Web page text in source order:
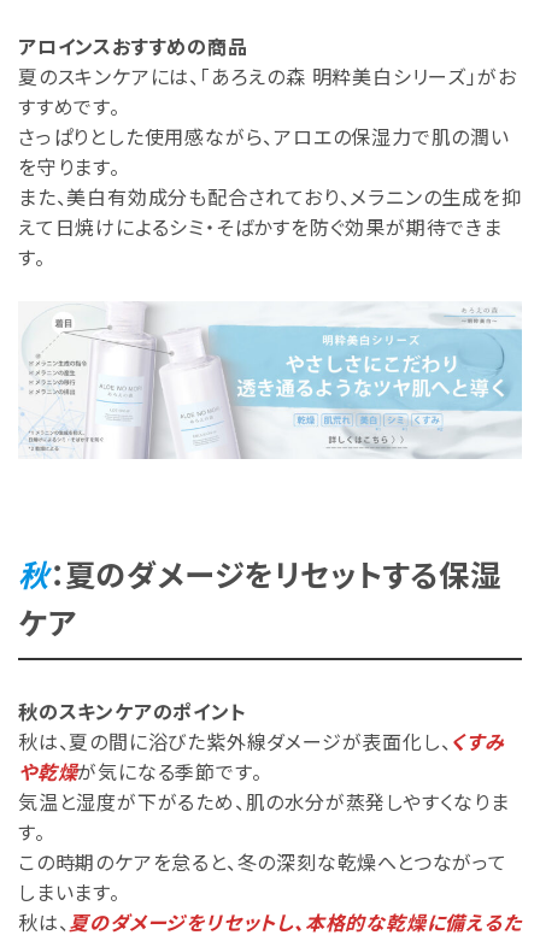
アロインスおすすめの商品
夏のスキンケアには、「あろえの森 明粋美白シリーズ」がお
すすめです。
さっぱりとした使用感ながら、アロエの保湿力で肌の潤い
を守ります。
また、美白有効成分も配合されており、メラニンの生成を抑
えて日焼けによるシミ・そばかすを防ぐ効果が期待できま
す。
秋：夏のダメージをリセットする保湿
ケア
秋のスキンケアのポイント
秋は、夏の間に浴びた紫外線ダメージが表面化し、 くすみ
や乾燥が気になる季節です。
気温と湿度が下がるため、肌の水分が蒸発しやすくなりま
す。
この時期のケアを怠ると、冬の深刻な乾燥へとつながって
しまいます。
秋は、夏のダメージをリセットし、本格的な乾燥に備えるた